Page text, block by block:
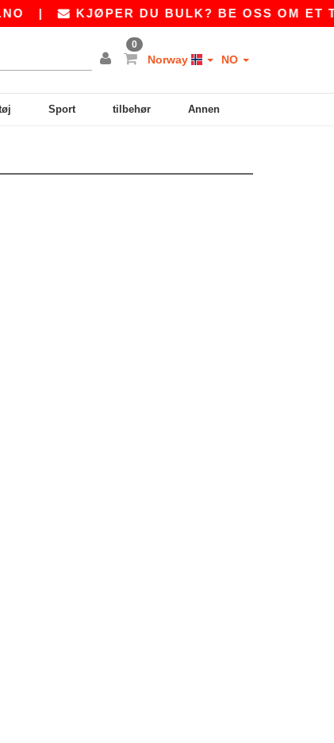
| KJØPER DU BULK? BE OSS OM ET
0
Norway NO
Sport tilbehør Annen